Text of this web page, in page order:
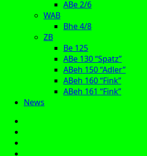
ABe 2/6
WAB
Bhe 4/8
ZB
Be 125
ABe 130 “Spatz”
ABeh 150 “Adler”
ABeh 160 “Fink”
ABeh 161 “Fink”
News